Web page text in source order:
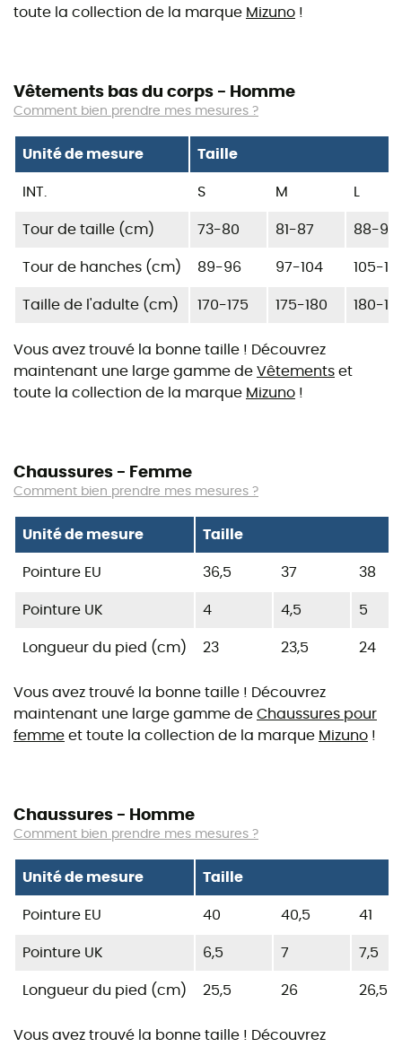
toute la collection de la marque Mizuno !
Vêtements bas du corps - Homme
Comment bien prendre mes mesures ?
Unité de mesure Taille
INT. S M
Tour de taille (cm) 73-80 81-87 88-96
Tour de hanches (cm) 89-96 97-104 105-112
Taille de l'adulte (cm) 170-175 175-180 180-
Vous avez trouvé la bonne taille ! Découvrez
maintenant une large gamme de Vêtements et
toute la collection de la marque Mizuno !
Chaussures - Femme
Comment bien prendre mes mesures ?
Unité de mesure Taille
Pointure EU 36,5 37 38
Pointure UK 4 4,5 5
Longueur du pied (cm) 23 23,5 24
Vous avez trouvé la bonne taille ! Découvrez
maintenant une large gamme de Chaussures pour
femme et toute la collection de la marque Mizuno !
Chaussures - Homme
Comment bien prendre mes mesures ?
Unité de mesure Taille
Pointure EU 40 40,5 41
Pointure UK 6,5 7 7,5
Longueur du pied (cm) 25,5 26 26,5
Vous avez trouvé la bonne taille ! Découvrez